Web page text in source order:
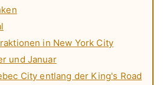
in New York City
und Januar
City entlang der King's Road